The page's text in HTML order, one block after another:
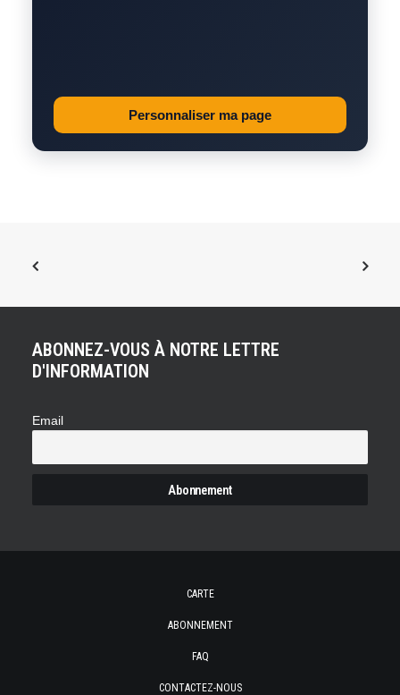
Personnaliser ma page
ABONNEZ-VOUS À NOTRE LETTRE
D'INFORMATION
Email
CARTE
ABONNEMENT
FAQ
CONTACTEZ-NOUS